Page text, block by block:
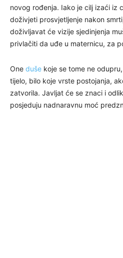
novog rođenja. Iako je cilj izaći iz
doživjeti prosvjetljenje nakon
doživljavat će vizije sjedinjenja
privlačiti da uđe u maternicu, za
One duše koje se tome ne
tijelo, bilo koje vrste postojanja,
zatvorila. Javljat će se znaci i
posjeduju nadnaravnu moć